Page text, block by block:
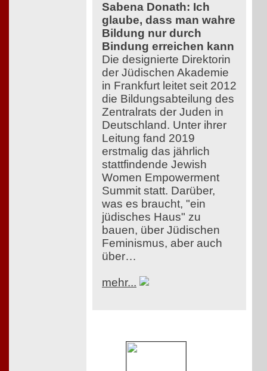
Sabena Donath: Ich
glaube, dass man wahre
Bildung nur durch
Bindung erreichen kann
Die designierte Direktorin
der Jüdischen Akademie
in Frankfurt leitet seit 2012
die Bildungsabteilung des
Zentralrats der Juden in
Deutschland. Unter ihrer
Leitung fand 2019
erstmalig das jährlich
stattfindende Jewish
Women Empowerment
Summit statt. Darüber,
was es braucht, "ein
jüdisches Haus" zu
bauen, über Jüdischen
Feminismus, aber auch
über…
mehr...